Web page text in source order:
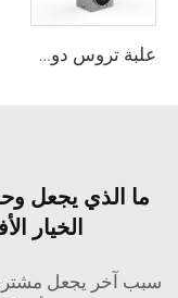
علبة تروس دودة من الفولاذ المقاوم للصدأ WMSS
ما الذي يجعل
الخيار
سبب آخر يجعل